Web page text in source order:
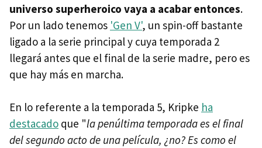
universo superheroico vaya a acabar entonces.
Por un lado tenemos 'Gen V', un spin-off bastante
ligado a la serie principal y cuya temporada 2
llegará antes que el final de la serie madre, pero es
que hay más en marcha.
En lo referente a la temporada 5, Kripke ha
destacado que "la penúltima temporada es el final
del segundo acto de una película, ¿no? Es como el